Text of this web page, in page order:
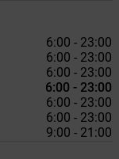
6:00 - 23:00
6:00 - 23:00
6:00 - 23:00
6:00 - 23:00
6:00 - 23:00
6:00 - 23:00
9:00 - 21:00